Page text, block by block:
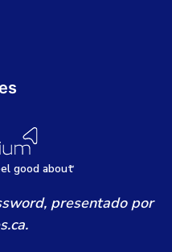
good about
presentado por